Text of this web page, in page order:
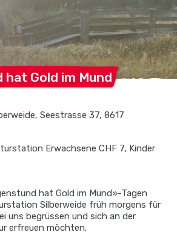
hat Gold im Mund
Seestrasse 37, 8617
Erwachsene CHF 7, Kinder
hat Gold im Mund»-Tagen
Silberweide früh morgens für
uns begrüssen und sich an der
erfreuen möchten.